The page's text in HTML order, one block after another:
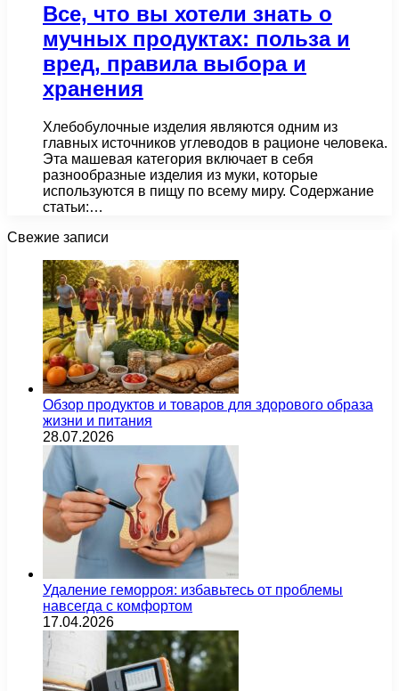
Все, что вы хотели знать о
мучных продуктах: польза и
вред, правила выбора и
хранения
Хлебобулочные изделия являются одним из
главных источников углеводов в рационе человека.
Эта машевая категория включает в себя
разнообразные изделия из муки, которые
используются в пищу по всему миру. Содержание
статьи:…
Свежие записи
Обзор продуктов и товаров для здорового образа
жизни и питания
28.07.2026
Удаление геморроя: избавьтесь от проблемы
навсегда с комфортом
17.04.2026